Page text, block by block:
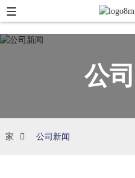
公
家 公司新闻